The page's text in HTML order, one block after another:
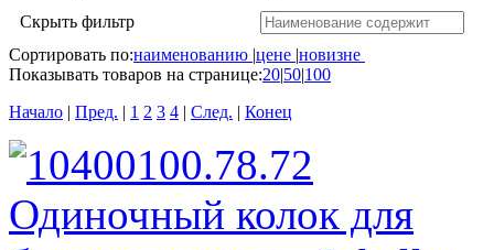
Скрыть фильтр
Сортировать по:наименованию |цене |новизне
Показывать товаров на странице:20|50|100
Начало | Пред. | 1 2 3 4 | След. | Конец